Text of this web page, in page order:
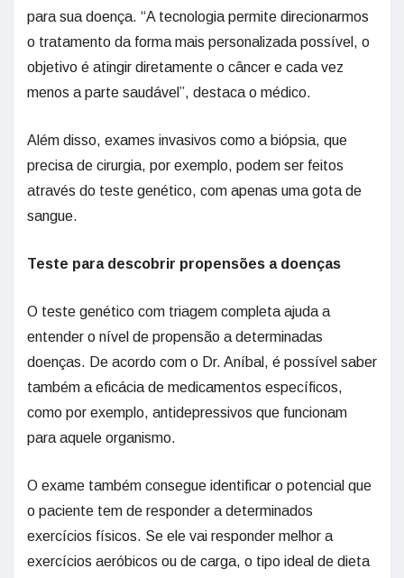
para sua doença. “A tecnologia permite direcionarmos
o tratamento da forma mais personalizada possível, o
objetivo é atingir diretamente o câncer e cada vez
menos a parte saudável”, destaca o médico.
Além disso, exames invasivos como a biópsia, que
precisa de cirurgia, por exemplo, podem ser feitos
através do teste genético, com apenas uma gota de
sangue.
Teste para descobrir propensões a doenças
O teste genético com triagem completa ajuda a
entender o nível de propensão a determinadas
doenças. De acordo com o Dr. Aníbal, é possível saber
também a eficácia de medicamentos específicos,
como por exemplo, antidepressivos que funcionam
para aquele organismo.
O exame também consegue identificar o potencial que
o paciente tem de responder a determinados
exercícios físicos. Se ele vai responder melhor a
exercícios aeróbicos ou de carga, o tipo ideal de dieta